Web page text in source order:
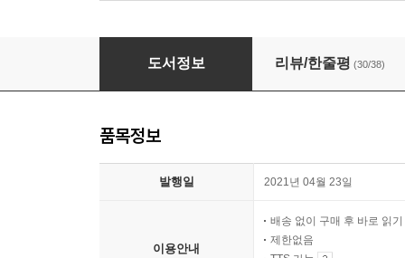
내가 말해 줄게요
도서정보 리뷰/한줄평 (30/38)
품목정보
발행일 2021년 04월 23일
이용안내
배송 없이 구매 후 바로 읽기
제한없음